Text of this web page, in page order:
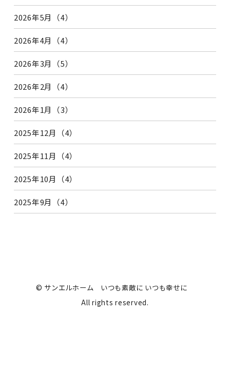
2026年5月（4）
2026年4月（4）
2026年3月（5）
2026年2月（4）
2026年1月（3）
2025年12月（4）
2025年11月（4）
2025年10月（4）
2025年9月（4）
© サンエルホーム いつも素敵に いつも幸せに
All rights reserved.